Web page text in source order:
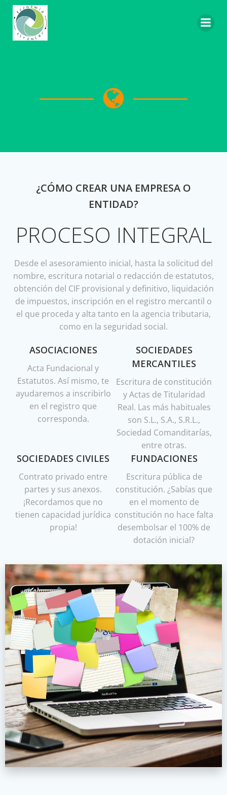
¿CÓMO CREAR UNA EMPRESA O
ENTIDAD?
PROCESO INTEGRAL
Desde el asesoramiento inicial, hasta la solicitud del
nombre, escritura notarial o redacción de estatutos,
obtención del CIF provisional y definitivo, liquidación
de impuestos, inscripción en el registro mercantil o
el que proceda y alta tanto en la agencia tributaria,
como en la seguridad social.
ASOCIACIONES
Acta Fundacional y
Estatutos. Así mismo, te
ayudaremos a inscribirlo
en el registro que
corresponda.
SOCIEDADES
MERCANTILES
Escritura de constitución
y Actas de Titularidad
Real. Las más habituales
son S.L., S.A., S.R.L.,
Sociedad Comanditarías,
entre otras.
SOCIEDADES CIVILES
Contrato privado entre
partes y sus anexos.
¡Recordamos que no
tienen capacidad jurídica
propia!
FUNDACIONES
Escritura pública de
constitución. ¿Sabías que
en el momento de
constitución no hace falta
desembolsar el 100% de
dotación inicial?